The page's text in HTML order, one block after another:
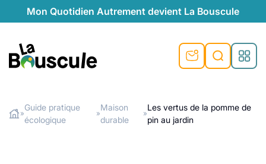
Mon Quotidien Autrement devient La Bouscule
Rechercher
»
Guide pratique
écologique
»
Maison
durable
»
Les vertus de la pomme de
pin au jardin